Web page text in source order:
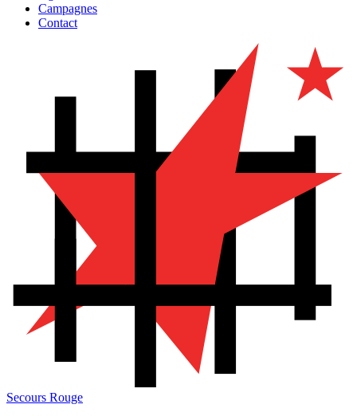
Campagnes
Contact
Secours Rouge